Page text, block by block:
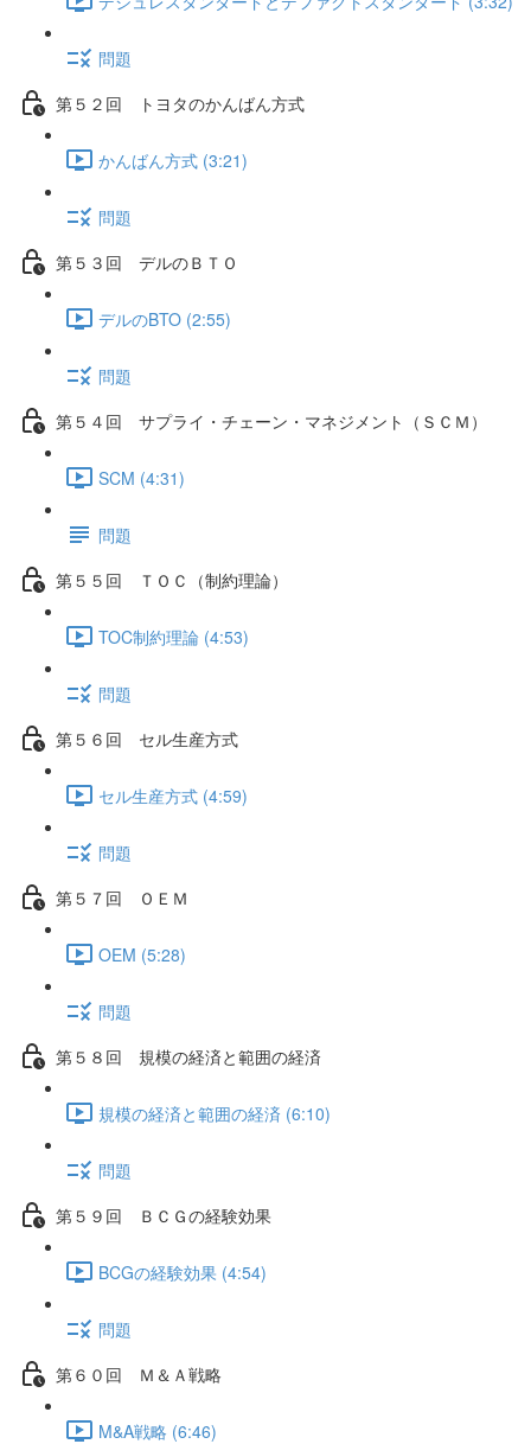
問題
第５２回 トヨタのかんばん方式
かんばん方式 (3:21)
問題
第５３回 デルのＢＴＯ
デルのBTO (2:55)
問題
第５４回 サプライ・チェーン・マネジメント（ＳＣＭ）
SCM (4:31)
問題
第５５回 ＴＯＣ（制約理論）
TOC制約理論 (4:53)
問題
第５６回 セル生産方式
セル生産方式 (4:59)
問題
第５７回 ＯＥＭ
OEM (5:28)
問題
第５８回 規模の経済と範囲の経済
規模の経済と範囲の経済 (6:10)
問題
第５９回 ＢＣＧの経験効果
BCGの経験効果 (4:54)
問題
第６０回 Ｍ＆Ａ戦略
M&A戦略 (6:46)